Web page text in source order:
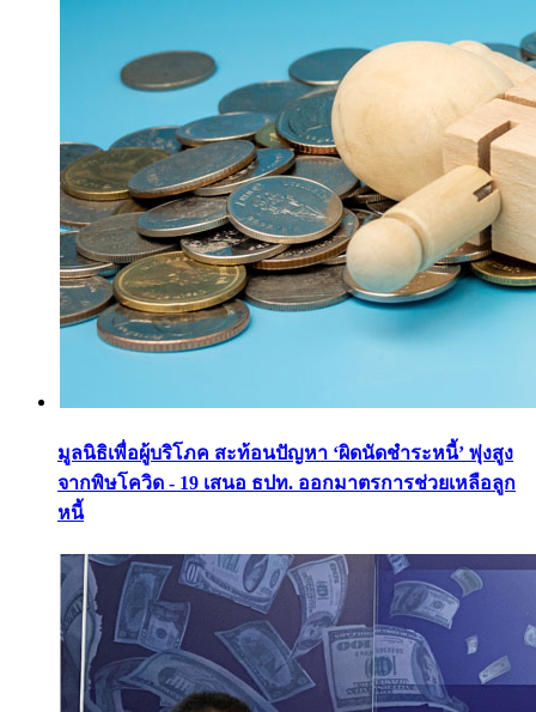
มูลนิธิเพื่อผู้บริโภค สะท้อนปัญหา ‘ผิดนัดชำระหนี้’ พุ่งสูง
จากพิษโควิด - 19 เสนอ ธปท. ออกมาตรการช่วยเหลือลูก
หนี้